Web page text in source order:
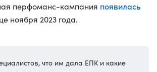
перфоманс-кампания появилась
ноября 2023 года.
что им дала ЕПК и какие